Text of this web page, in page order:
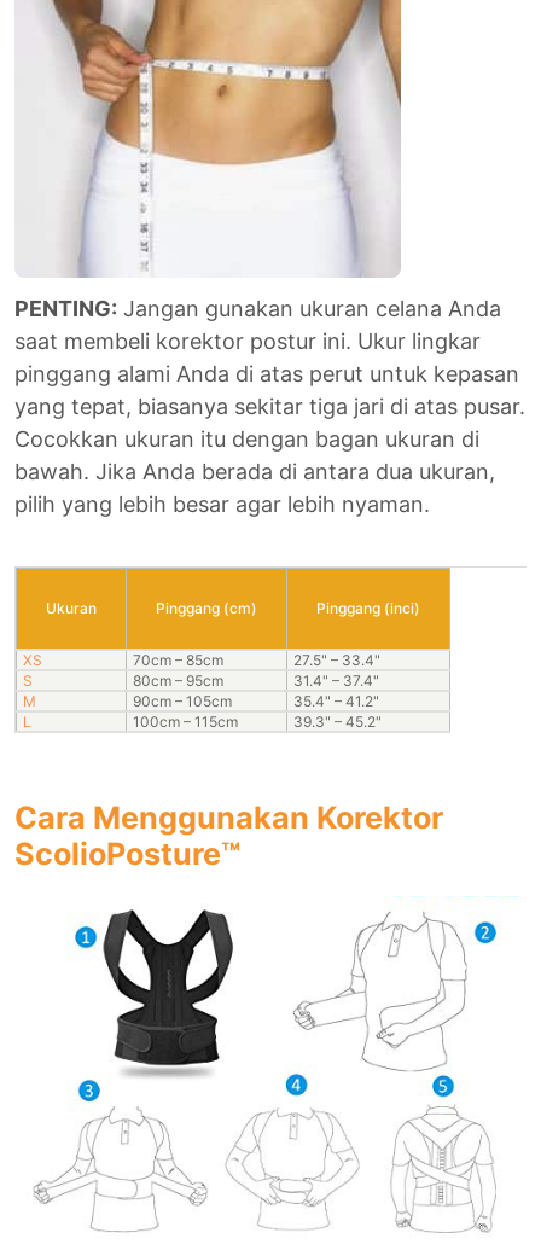
PENTING: Jangan gunakan ukuran celana Anda
saat membeli korektor postur ini. Ukur lingkar
pinggang alami Anda di atas perut untuk kepasan
yang tepat, biasanya sekitar tiga jari di atas pusar.
Cocokkan ukuran itu dengan bagan ukuran di
bawah. Jika Anda berada di antara dua ukuran,
pilih yang lebih besar agar lebih nyaman.
Ukuran Pinggang (cm) Pinggang (inci)
XS 70cm – 85cm
27.5" – 33.4"
S
80cm – 95cm
31.4" – 37.4"
M
90cm – 105cm
35.4" – 41.2"
L
100cm – 115cm 39.3" – 45.2"
Cara Menggunakan Korektor
ScolioPosture™